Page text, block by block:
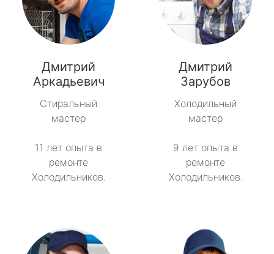
Дмитрий
Аркадьевич
Стиральный
мастер
11 лет опыта в
ремонте
Холодильников.
Дмитрий
Зарубов
Холодильный
мастер
9 лет опыта в
ремонте
Холодильников.